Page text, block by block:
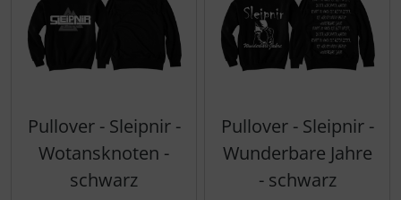
Pullover - Sleipnir -
Wotansknoten -
schwarz
Pullover - Sleipnir -
Wunderbare Jahre
- schwarz